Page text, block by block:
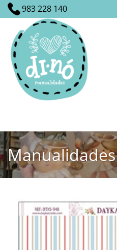
Saltar
al
contenido
983 228 140
Manualidades